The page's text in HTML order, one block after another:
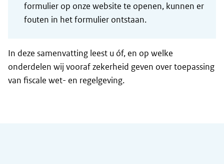
formulier op onze website te openen, kunnen er
fouten in het formulier ontstaan.
In deze samenvatting leest u óf, en op welke
onderdelen wij vooraf zekerheid geven over toepassing
van fiscale wet- en regelgeving.